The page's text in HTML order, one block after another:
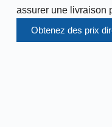
assurer une livraison
Obtenez des prix